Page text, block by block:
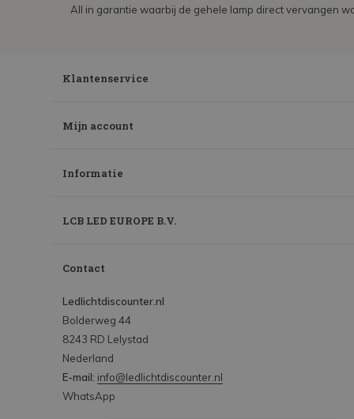
All in garantie waarbij de gehele lamp direct vervangen
Klantenservice
Mijn account
Informatie
LCB LED EUROPE B.V.
Contact
Ledlichtdiscounter.nl
Bolderweg 44
8243 RD Lelystad
Nederland
E-mail: info@ledlichtdiscounter.nl
WhatsApp